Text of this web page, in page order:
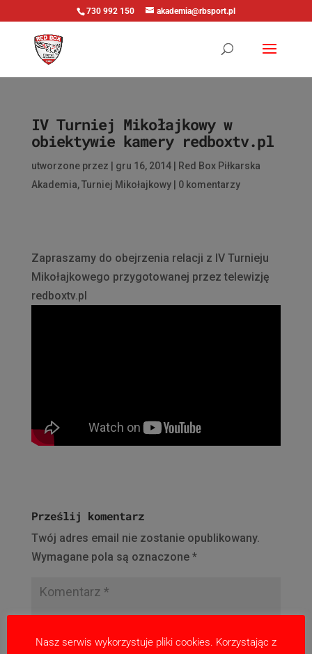
730 992 150 akademia@rbsport.pl
IV Turniej Mikołajkowy w
obiektywie kamery redboxtv.pl
utworzone przez gru 16, 2014|
Red Box Piłkarska
Akademia,Turniej Mikołajkowy| 0 komentarzy
Zapraszamy do obejrzenia relacji z IV Turnieju
Mikołajkowego przygotowanej przez telewizję
redboxtv.pl
Prześlij komentarz
Twój adres email nie zostanie opublikowany.
Wymagane pola są oznaczone *
Nasz serwis wykorzystuje pliki cookies. Korzystając z